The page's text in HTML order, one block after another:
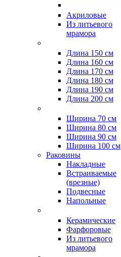
Акриловые
Из литьевого
мрамора
Длина 150 см
Длина 160 см
Длина 170 см
Длина 180 см
Длина 190 см
Длина 200 см
Ширина 70 см
Ширина 80 см
Ширина 90 см
Ширина 100 см
Раковины
Накладные
Встраиваемые
(врезные)
Подвесные
Напольные
Керамические
Фарфоровые
Из литьевого
мрамора